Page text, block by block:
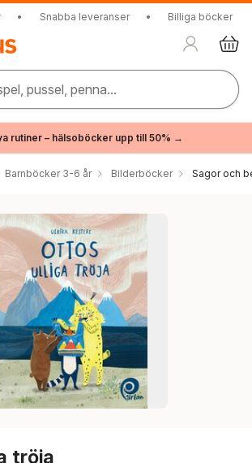
• Snabba leveranser • Billiga böcker
pussel, penna...
rutiner – hälsoböcker upp till 50% →
Barnböcker 3-6 år Bilderböcker Sagor och
tröja